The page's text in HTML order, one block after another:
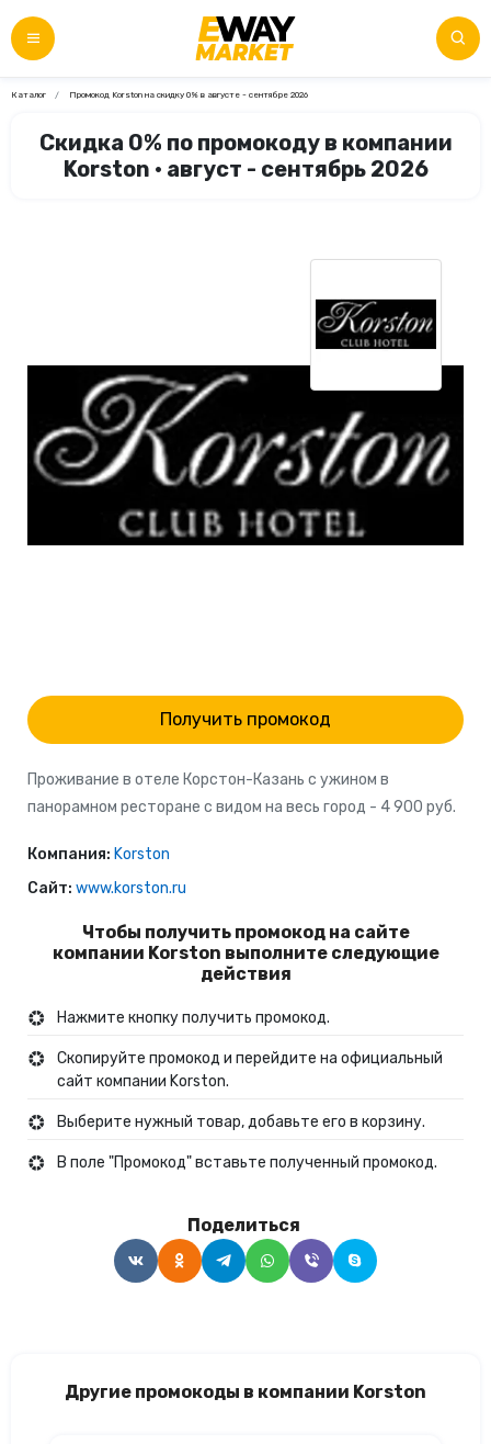
Каталог Промокод Korston на скидку 0% в августе - сентябре 2026
Скидка 0% по промокоду в компании
Korston • август - сентябрь 2026
Получить промокод
Проживание в отеле Корстон-Казань с ужином в
панорамном ресторане с видом на весь город - 4 900 руб.
Компания: Korston
Сайт: www.korston.ru
Чтобы получить промокод на сайте
компании Korston выполните следующие
действия
Нажмите кнопку получить промокод.
Скопируйте промокод и перейдите на официальный
сайт компании Korston.
Выберите нужный товар, добавьте его в корзину.
В поле "Промокод" вставьте полученный промокод.
Поделиться
Другие промокоды в компании Korston